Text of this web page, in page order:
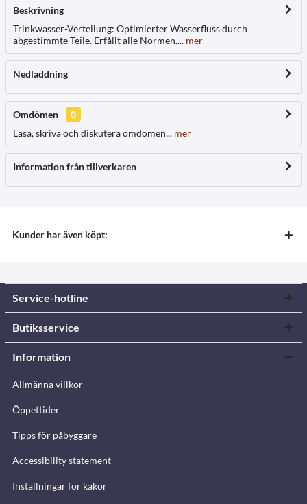
Beskrivning
Trinkwasser-Verteilung: Optimierter Wasserfluss durch
abgestimmte Teile. Erfållt alle Normen.... mer
Nedladdning
Omdömen
0
Läsa, skriva och diskutera omdömen... mer
Information från tillverkaren
Kunder har även köpt:
Service-hotline
Butiksservice
Information
Allmänna villkor
Öppettider
Tipps för påbyggare
Accessibility statement
Inställningar för kakor